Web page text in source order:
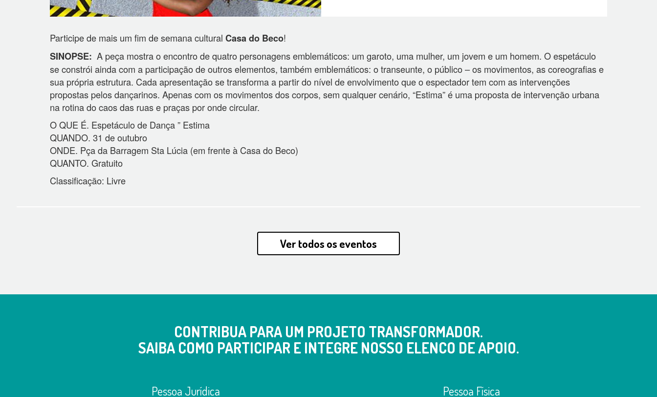
Participe de mais um fim de semana cultural Casa do Beco!
SINOPSE: A peça mostra o encontro de quatro personagens emblemáticos: um garoto, uma mulher, um jovem e um homem. O espetáculo
se constrói ainda com a participação de outros elementos, também emblemáticos: o transeunte, o público – os movimentos, as coreografias e
sua própria estrutura. Cada apresentação se transforma a partir do nível de envolvimento que o espectador tem com as intervenções
propostas pelos dançarinos. Apenas com os movimentos dos corpos, sem qualquer cenário, “Estima” é uma proposta de intervenção urbana
na rotina do caos das ruas e praças por onde circular.
O QUE É. Espetáculo de Dança ” Estima
QUANDO. 31 de outubro
ONDE. Pça da Barragem Sta Lúcia (em frente à Casa do Beco)
QUANTO. Gratuito
Classificação: Livre
Ver todos os eventos
CONTRIBUA PARA UM PROJETO TRANSFORMADOR.
SAIBA COMO PARTICIPAR E INTEGRE NOSSO ELENCO DE APOIO.
Pessoa Jurídica Pessoa Física